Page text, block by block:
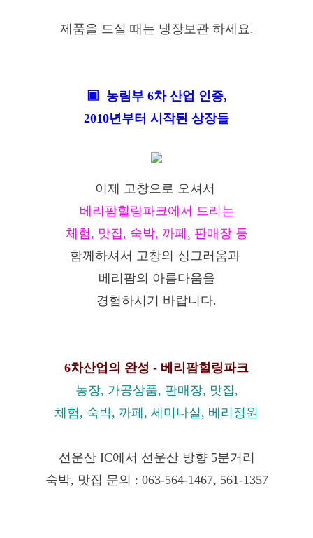
제품을 드실 때는 냉장보관 하세요.
▣ 농림부 6차 산업 인증,
2010년부터 시작된 상장들
이제 고창으로 오셔서
베리팜힐링파크에서 드리는
체험, 맛집, 숙박, 까페, 판매장 등
함께하셔서 고창의 싱그러움과
베리팜의 아름다움을
경험하시기 바랍니다.
6차산업의 완성 - 베리팜힐링파크
농장, 가공상품, 판매장, 맛집,
체험, 숙박, 까페, 세미나실, 베리정원
선운산 IC에서 선운산 방향 5분거리
숙박, 맛집 문의 : 063-564-1467, 561-1357